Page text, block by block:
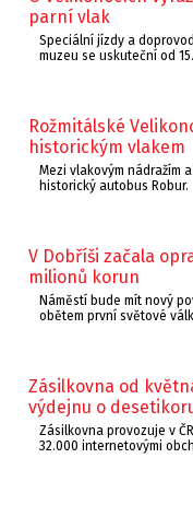
parní vlak
Speciální jízdy a
muzeu se uskuteční od
Rožmitálské
historickým vlakem
Mezi vlakovým nádražím
historický autobus Robur.
V Dobříši začala
milionů korun
Náměstí bude mít nový
obětem první světové
Zásilkovna od
výdejnu o
Zásilkovna provozuje v
32.000 internetovými